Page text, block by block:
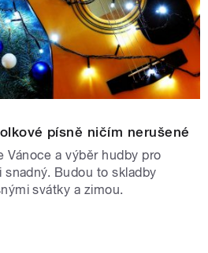
písně ničím nerušené
Vánoce a výběr hudby pro
Budou to skladby
svátky a zimou.